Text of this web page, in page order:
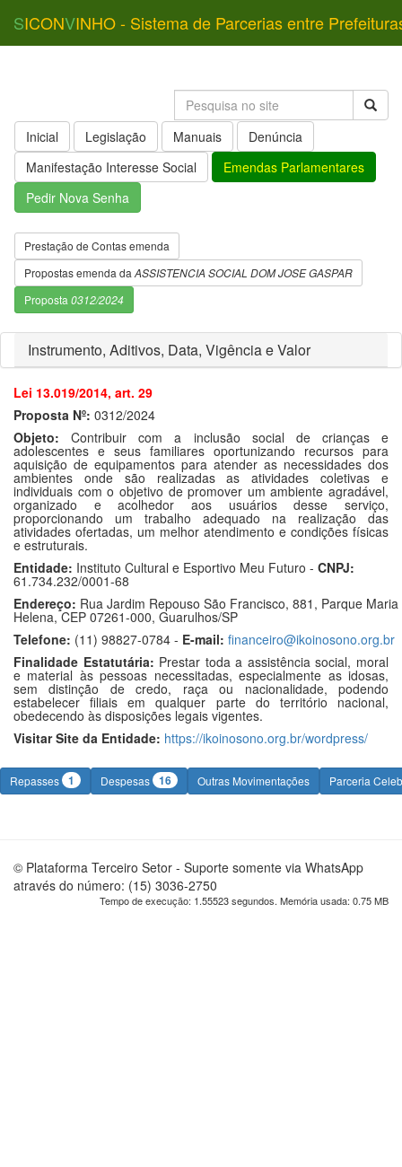
SICONVINHO - Sistema de Parcerias entre
Inicial Legislação Manuais
Denúncia
Manifestação Interesse Social
Emendas Parlamentares
Pedir Nova Senha
Prestação de Contas emenda
Propostas emenda da ASSISTENCIA SOCIAL DOM JOSE GASPAR
Proposta 0312/2024
Instrumento, Aditivos, Data, Vigência e Valor
Lei 13.019/2014, art. 29
Proposta Nº: 0312/2024
Objeto: Contribuir com a inclusão social de crianças e
adolescentes e seus familiares oportunizando recursos para
aquisição de equipamentos para atender as necessidades dos
ambientes onde são realizadas as atividades coletivas e
individuais com o objetivo de promover um ambiente agradável,
organizado e acolhedor aos usuários desse serviço,
proporcionando um trabalho adequado na realização das
atividades ofertadas, um melhor atendimento e condições físicas
e estruturais.
Entidade: Instituto Cultural e Esportivo Meu Futuro - CNPJ:
61.734.232/0001-68
Endereço: Rua Jardim Repouso São Francisco, 881, Parque Maria
Helena, CEP 07261-000, Guarulhos/SP
Telefone: (11) 98827-0784 - E-mail: financeiro@ikoinosono.org.br
Finalidade Estatutária: Prestar toda a assistência social, moral
e material às pessoas necessitadas, especialmente as idosas,
sem distinção de credo, raça ou nacionalidade, podendo
estabelecer filiais em qualquer parte do território nacional,
obedecendo às disposições legais vigentes.
Visitar Site da Entidade: https://ikoinosono.org.br/wordpress/
Repasses 1 Despesas 16 Outras Movimentações Parceria
© Plataforma Terceiro Setor - Suporte somente via WhatsApp
através do número: (15) 3036-2750
Tempo de execução: 1.55523 segundos. Memória usada: 0.75 MB